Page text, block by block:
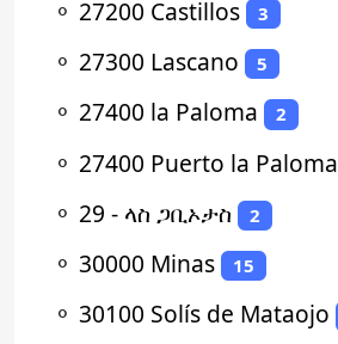
⚬ 27200 Castillos 3
⚬ 27300 Lascano 5
⚬ 27400 la Paloma 2
⚬ 27400 Puerto la Paloma
⚬ 29 - ላስ ጋቢኦታስ 2
⚬ 30000 Minas 15
⚬ 30100 Solís de Mataojo